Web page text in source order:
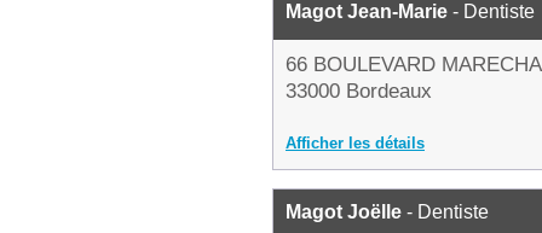
Magot Jean-Marie - Dentiste
66 BOULEVARD
33000 Bordeaux
Afficher les détails
Magot Joëlle - Dentiste